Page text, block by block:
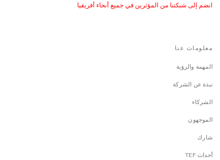
انضم إلى شبكتنا من المؤثرين في جميع أنحاء أفريقيا
معلومات عنا
المهمة والرؤية
نبذة عن الشركة
الشركاء
الموجهون
شارك
أحداث TEF